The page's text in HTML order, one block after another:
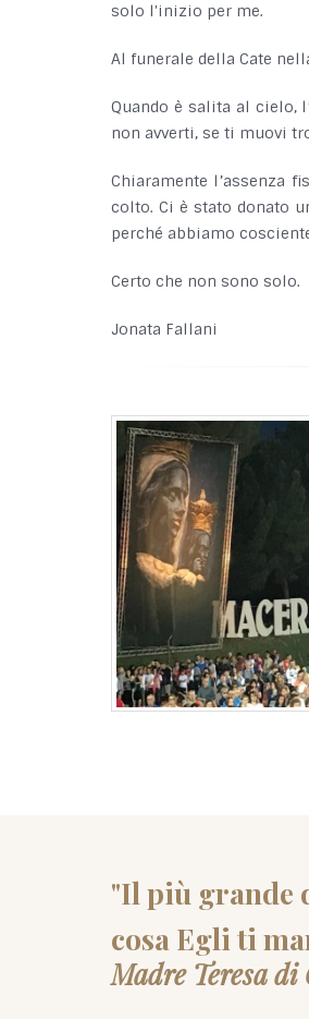
solo l'inizio per me.
Al funerale della Cate
Quando è salita al cielo,
non avverti, se ti muovi
Chiaramente l’assenza
colto. Ci è stato donato
perché abbiamo
Certo che non sono solo.
Jonata Fallani
"Il più grande
cosa Egli ti
Madre Teresa